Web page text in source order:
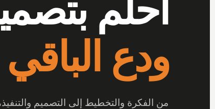
أرقى
بتفاصيل
عندما تجتمع أرقى المفروشات مع جودة